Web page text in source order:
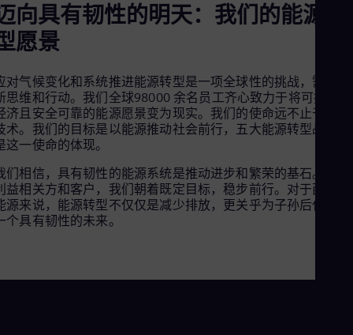
向具有韧性的明天：我们的能源转
愿景
对气候变化和系统推进能源转型是一项全球性的挑战，需要创
思维和行动。我们全球98000 余名员工齐心致力于将可持续、
济且安全可靠的能源愿景变为现实。我们的使命远不止于提供
术。我们的目标是以能源推动社会前行，五大能源转型战略正
这一使命的体现。
们相信，具有韧性的能源系统是推动进步和繁荣的基石。携手
益相关方和客户，我们朝着既定目标，稳步前行。对于西门子
源来说，能源转型不仅仅是减少排放，更关乎为子孙后代打造
个具有韧性的未来。